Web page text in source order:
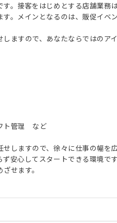
。接客をはじめとする店舗業務
。メインとなるのは、販促イベ
ますので、あなたならではのア
ト管理 など
しますので、徐々に仕事の幅を
安心してスタートできる環境です
せます。